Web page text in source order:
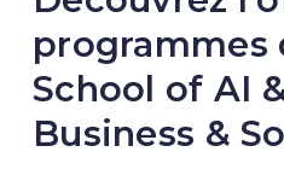
programmes
School of AI
Business &